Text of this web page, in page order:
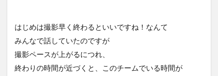
はじめは撮影早く終わるといいですね！なんて
みんなで話していたのですが
撮影ペースが上がるにつれ、
終わりの時間が近づくと、このチームでいる時間が